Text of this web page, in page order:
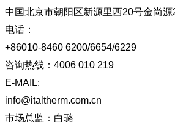
中国北京市朝阳区新源里西20号金尚源
电话：
+86010-8460 6200/6654/6229
咨询热线： 4006 010 219
E-MAIL:
info@italtherm.com.cn
市场总监： 白璐